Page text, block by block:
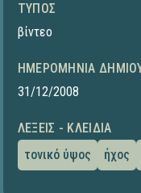
ΤΎΠΟΣ
βίντεο
ΗΜΕΡΟΜΗΝΊΑ
31/12/2008
ΛΈΞΕΙΣ - ΚΛΕΙΔΙΆ
τονικό ύψος
ήχος